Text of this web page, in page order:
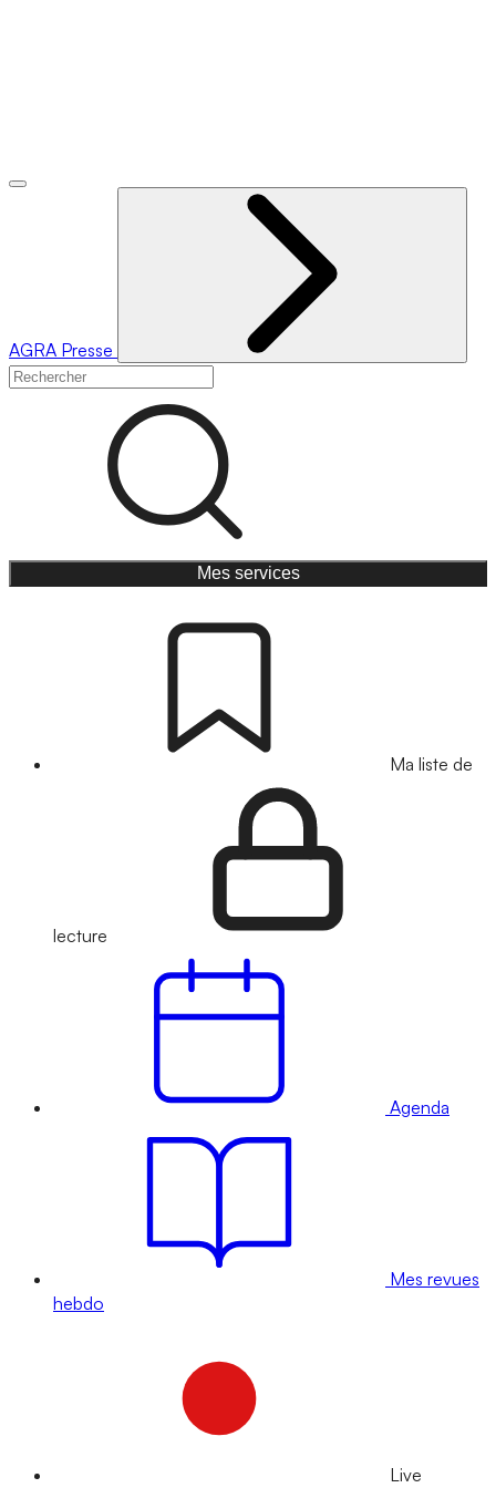
AGRA Presse
Mes services
Ma liste de
lecture
Agenda
Mes revues
hebdo
Live